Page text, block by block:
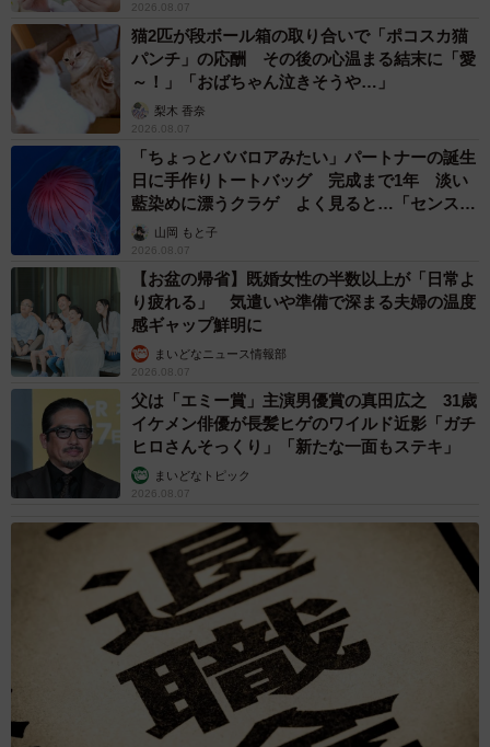
2026.08.07
猫2匹が段ボール箱の取り合いで「ポコスカ猫
パンチ」の応酬 その後の心温まる結末に「愛
～！」「おばちゃん泣きそうや…」
梨木 香奈
2026.08.07
「ちょっとババロアみたい」パートナーの誕生
日に手作りトートバッグ 完成まで1年 淡い
藍染めに漂うクラゲ よく見ると…「センスす
ごい」山岡 もと子
2026.08.07
【お盆の帰省】既婚女性の半数以上が「日常よ
り疲れる」 気遣いや準備で深まる夫婦の温度
感ギャップ鮮明に
まいどなニュース情報部
2026.08.07
父は「エミー賞」主演男優賞の真田広之 31歳
イケメン俳優が長髪ヒゲのワイルド近影「ガチ
ヒロさんそっくり」「新たな一面もステキ」
まいどなトピック
2026.08.07